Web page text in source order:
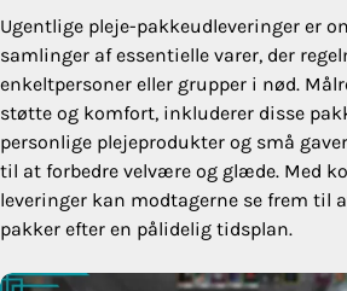
Ugentlige pleje-pakkeudleveringer er
samlinger af essentielle varer, der
enkeltpersoner eller grupper i nød.
støtte og komfort, inkluderer disse
personlige plejeprodukter og små
til at forbedre velvære og glæde. Med
leveringer kan modtagerne se frem til
pakker efter en pålidelig tidsplan.